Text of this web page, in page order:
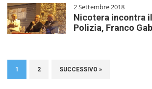
2 Settembre 2018
Nicotera incontra
Polizia, Franco
1 2 SUCCESSIVO »